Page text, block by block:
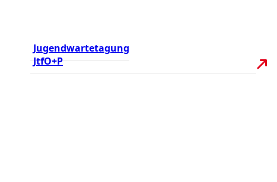
Jugendwartetagung
JtfO+P